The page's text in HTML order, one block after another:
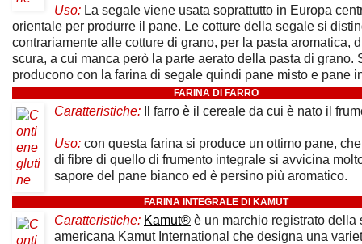
Uso: La segale viene usata soprattutto in Europa
orientale per produrre il pane. Le cotture della segale si
contrariamente alle cotture di grano, per la pasta aromatica,
scura, a cui manca però la parte aerato della pasta di grano.
producono con la farina di segale quindi pane misto e pane
FARINA DI FARRO
Caratteristiche: Il farro è il cereale da cui è nato il
Uso: con questa farina si produce un ottimo pane,
di fibre di quello di frumento integrale si avvicina
sapore del pane bianco ed è persino più aromatico.
FARINA INTEGRALE DI KAMUT
Caratteristiche: Kamut® è un marchio registrato della
americana Kamut International che designa una